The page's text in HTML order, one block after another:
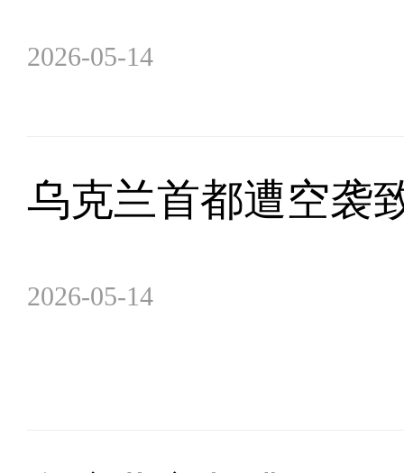
2026-05-14
乌克兰首都遭空袭
2026-05-14